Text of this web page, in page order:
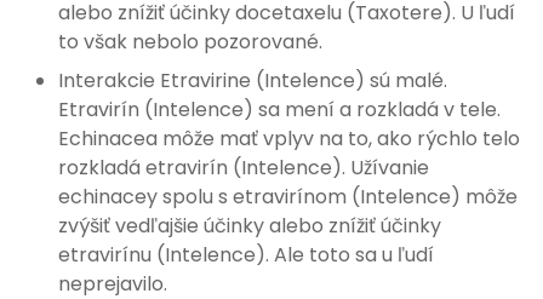
alebo znížiť účinky docetaxelu (Taxotere). U ľudí
to však nebolo pozorované.
Interakcie Etravirine (Intelence) sú malé.
Etravirín (Intelence) sa mení a rozkladá v tele.
Echinacea môže mať vplyv na to, ako rýchlo telo
rozkladá etravirín (Intelence). Užívanie
echinacey spolu s etravirínom (Intelence) môže
zvýšiť vedľajšie účinky alebo znížiť účinky
etravirínu (Intelence). Ale toto sa u ľudí
neprejavilo.